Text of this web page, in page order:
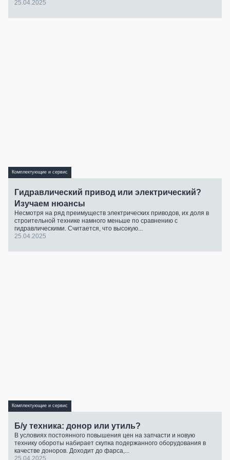
25.04.2025
Комплектующие и сервис
Гидравлический привод или электрический?
Изучаем нюансы
Несмотря на ряд преимуществ электрических приводов, их доля в
строительной технике намного меньше по сравнению с
гидравлическими. Считается, что высокую...
25.04.2025
Комплектующие и сервис
Б/у техника: донор или утиль?
В условиях постоянного повышения цен на запчасти и новую
технику обороты набирает скупка подержанного оборудования в
качестве доноров. Доходит до фарса,...
25.04.2025